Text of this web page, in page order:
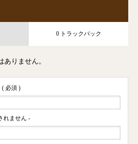
0 トラックバック
ありません。
( 必須 )
れません -